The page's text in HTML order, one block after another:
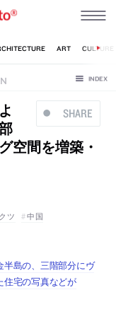
SHARE
空間を増築・
ツ 中国
半島の、三階部分にヴ
住宅の写真などが